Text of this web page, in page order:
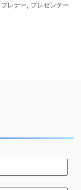
レナー, プレゼンテー